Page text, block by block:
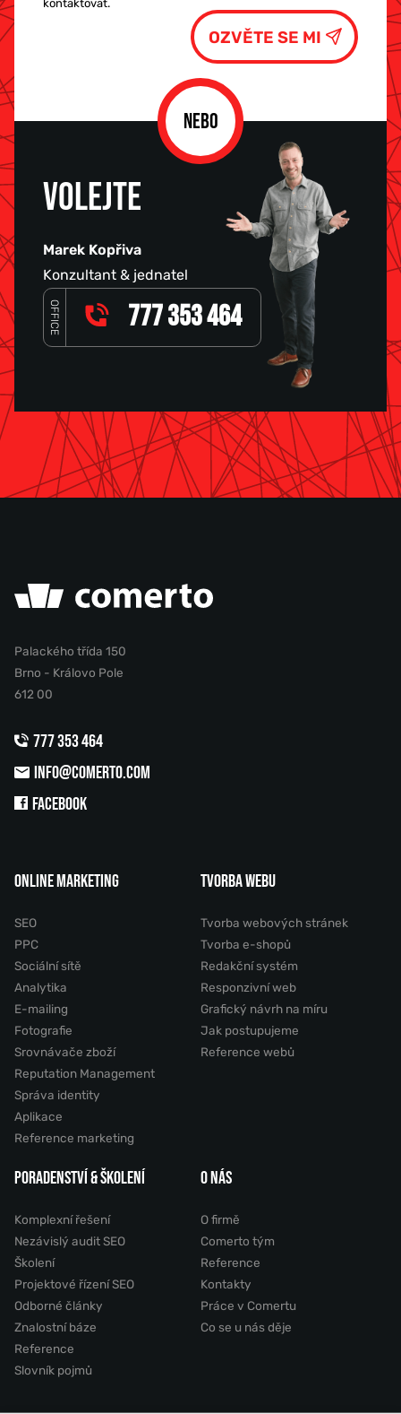
kontaktovat.
NEBO
VOLEJTE
Marek Kopřiva
Konzultant & jednatel
OFFICE 777 353 464
Palackého třída 150
Brno - Královo Pole
612 00
777 353 464
INFO@COMERTO.COM
FACEBOOK
ONLINE MARKETING
SEO
PPC
Sociální sítě
Analytika
E-mailing
Fotografie
Srovnávače zboží
Reputation Management
Správa identity
Aplikace
Reference marketing
TVORBA WEBU
Tvorba webových stránek
Tvorba e-shopů
Redakční systém
Responzivní web
Grafický návrh na míru
Jak postupujeme
Reference webů
PORADENSTVÍ & ŠKOLENÍ
Komplexní řešení
Nezávislý audit SEO
Školení
Projektové řízení SEO
Odborné články
Znalostní báze
Reference
Slovník pojmů
O NÁS
O firmě
Comerto tým
Reference
Kontakty
Práce v Comertu
Co se u nás děje